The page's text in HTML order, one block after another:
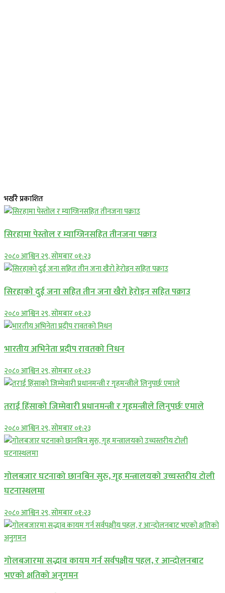
भर्खरै प्रकाशित
सिरहामा पेस्तोल र म्याग्जिनसहित तीनजना पक्राउ
२०८० आश्विन २९, सोमबार ०१:२३
सिरहाकाे दुई जना सहित तीन जना खैरो हेरोइन सहित पक्राउ
२०८० आश्विन २९, सोमबार ०१:२३
भारतीय अभिनेता प्रदीप रावतको निधन
२०८० आश्विन २९, सोमबार ०१:२३
तराई हिंसाको जिम्मेवारी प्रधानमन्त्री र गृहमन्त्रीले लिनुपर्छः एमाले
२०८० आश्विन २९, सोमबार ०१:२३
गोलबजार घटनाको छानबिन सुरु, गृह मन्त्रालयको उच्चस्तरीय टोली
घटनास्थलमा
२०८० आश्विन २९, सोमबार ०१:२३
गोलबजारमा सद्भाव कायम गर्न सर्वपक्षीय पहल, र आन्दोलनबाट
भएको क्षतिको अनुगमन